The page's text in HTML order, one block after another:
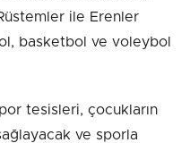
ile Erenler
basketbol ve voleybol
tesisleri, çocukların
ve sporla